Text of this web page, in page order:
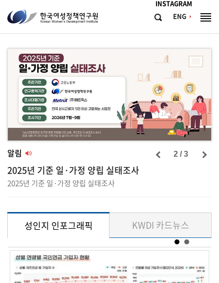
INSTAGRAM
ENG
한
국
성
정
원
Korean
Women's
Development
Institute
검
체
2 / 3
알림
2025년 기준 일·가정 양립 실태조사
2025년 기준 일·가정 양립 실태조사
성인지 인포그래픽 KWDI 카드뉴스